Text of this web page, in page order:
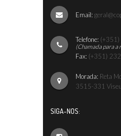
Email:
Telefone:
(Chamada para a
Fax: (+351)
Morada: Reta
3515-331 Viseu
SIGA-NOS: